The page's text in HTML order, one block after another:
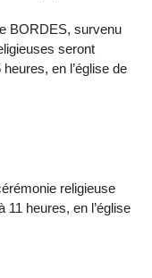
BORDES, survenu
seront
en l’église de
religieuse
11 heures, en l’église